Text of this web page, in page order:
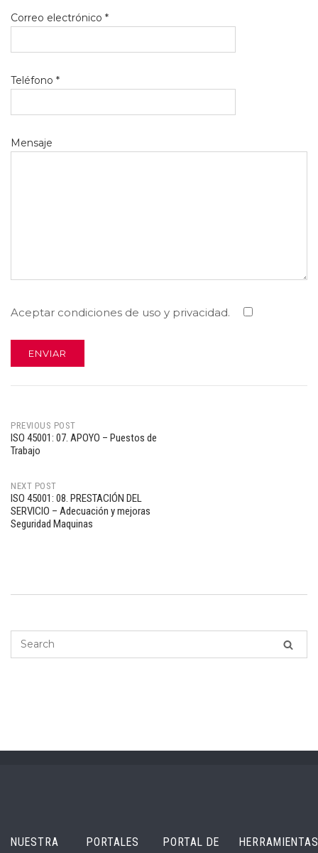
Correo electrónico *
Teléfono *
Mensaje
Aceptar condiciones de uso y privacidad.
Post
navigation
PREVIOUS POST
ISO 45001: 07. APOYO – Puestos de
Trabajo
NEXT POST
ISO 45001: 08. PRESTACIÓN DEL
SERVICIO – Adecuación y mejoras
Seguridad Maquinas
NUESTRA
PORTALES
PORTAL DE